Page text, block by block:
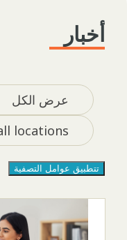
أخبار
تصفية حسب
عرض الكل
locations
تتطبيق عوامل التصفية